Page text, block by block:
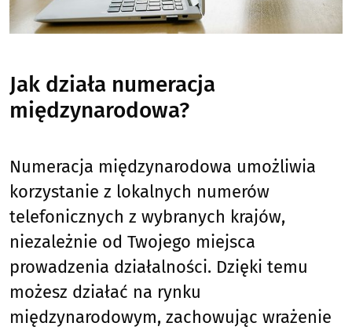
Jak działa numeracja
międzynarodowa?
Numeracja międzynarodowa umożliwia
korzystanie z lokalnych numerów
telefonicznych z wybranych krajów,
niezależnie od Twojego miejsca
prowadzenia działalności. Dzięki temu
możesz działać na rynku
międzynarodowym, zachowując wrażenie